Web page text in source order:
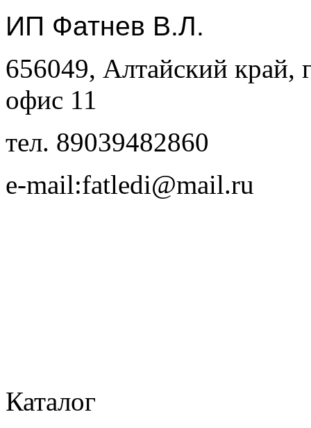
ИП Фатнев В.Л.
656049, Алтайский край,
офис 11
тел. 89039482860
e-mail:fatledi@mail.ru
Каталог